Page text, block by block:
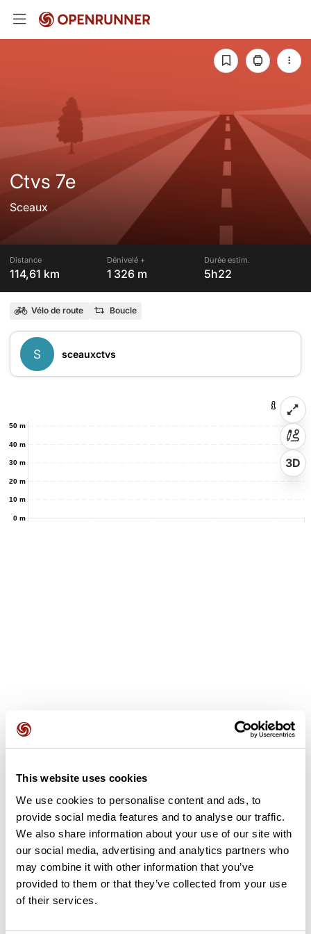
This website uses cookies
We use cookies to personalise content and ads, to
provide social media features and to analyse our traffic.
We also share information about your use of our site with
our social media, advertising and analytics partners who
may combine it with other information that you’ve
provided to them or that they’ve collected from your use
of their services.
Ctvs 7e
Sceaux
Distance
114,61 km
Dénivelé +
1 326 m
Durée estim.
5h22
Vélo de route Boucle
S sceauxctvs
0 m
10 m
20 m
30 m
40 m
50 m
3D
Ajouter un avis
Découvrez ce parcours de vélo de 114,6 km à proximité de